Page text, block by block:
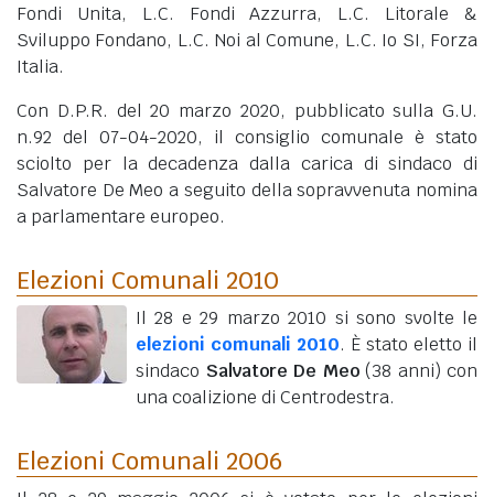
Fondi Unita, L.C. Fondi Azzurra, L.C. Litorale &
Sviluppo Fondano, L.C. Noi al Comune, L.C. Io SI, Forza
Italia.
Con D.P.R. del 20 marzo 2020, pubblicato sulla G.U.
n.92 del 07-04-2020, il consiglio comunale è stato
sciolto per la decadenza dalla carica di sindaco di
Salvatore De Meo a seguito della sopravvenuta nomina
a parlamentare europeo.
Elezioni Comunali 2010
Il 28 e 29 marzo 2010 si sono svolte le
elezioni comunali 2010. È stato eletto il
sindaco Salvatore De Meo (38 anni) con
una coalizione di Centrodestra.
Elezioni Comunali 2006